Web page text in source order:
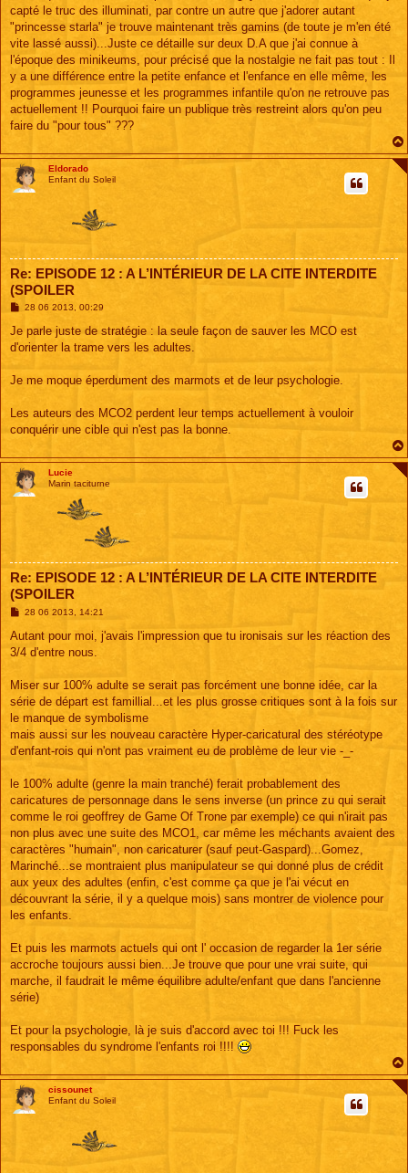
capté le truc des illuminati, par contre un autre que j'adorer autant
"princesse starla" je trouve maintenant très gamins (de toute je m'en été
vite lassé aussi)...Juste ce détaille sur deux D.A que j'ai connue à
l'époque des minikeums, pour précisé que la nostalgie ne fait pas tout : Il
y a une différence entre la petite enfance et l'enfance en elle même, les
programmes jeunesse et les programmes infantile qu'on ne retrouve pas
actuellement !! Pourquoi faire un publique très restreint alors qu'on peu
faire du "pour tous" ???
Eldorado
Enfant du Soleil
Re: EPISODE 12 : A L’INTÉRIEUR DE LA CITE INTERDITE
(SPOILER
M
s
a
28 06 2013, 00:29
Je parle juste de stratégie : la seule façon de sauver les MCO est
d'orienter la trame vers les adultes.
Je me moque éperdument des marmots et de leur psychologie.
Les auteurs des MCO2 perdent leur temps actuellement à vouloir
conquérir une cible qui n'est pas la bonne.
Lucie
Marin taciturne
Re: EPISODE 12 : A L’INTÉRIEUR DE LA CITE INTERDITE
(SPOILER
M
s
a
28 06 2013, 14:21
Autant pour moi, j'avais l'impression que tu ironisais sur les réaction des
3/4 d'entre nous.
Miser sur 100% adulte se serait pas forcément une bonne idée, car la
série de départ est famillial...et les plus grosse critiques sont à la fois sur
le manque de symbolisme
mais aussi sur les nouveau caractère Hyper-caricatural des stéréotype
d'enfant-rois qui n'ont pas vraiment eu de problème de leur vie -_-
le 100% adulte (genre la main tranché) ferait probablement des
caricatures de personnage dans le sens inverse (un prince zu qui serait
comme le roi geoffrey de Game Of Trone par exemple) ce qui n'irait pas
non plus avec une suite des MCO1, car même les méchants avaient des
caractères "humain", non caricaturer (sauf peut-Gaspard)...Gomez,
Marinché...se montraient plus manipulateur se qui donné plus de crédit
aux yeux des adultes (enfin, c'est comme ça que je l'ai vécut en
découvrant la série, il y a quelque mois) sans montrer de violence pour
les enfants.
Et puis les marmots actuels qui ont l' occasion de regarder la 1er série
accroche toujours aussi bien...Je trouve que pour une vrai suite, qui
marche, il faudrait le même équilibre adulte/enfant que dans l'ancienne
série)
Et pour la psychologie, là je suis d'accord avec toi !!! Fuck les
responsables du syndrome l'enfants roi !!!!
cissounet
Enfant du Soleil